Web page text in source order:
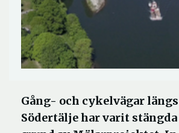
Gång- och cykelvägar
Södertälje har varit stängda